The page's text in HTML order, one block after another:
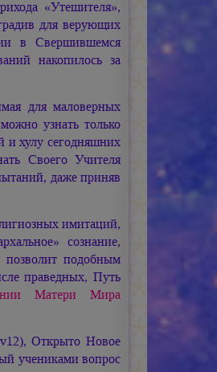
«Утешителя»,
для верующих
в Свершившемся
накопилось за
для маловерных
узнать только
и хулу сегодняшних
Своего Учителя
даже приняв
имитаций,
сознание,
подобным
праведных, Путь
Матери Мира
Открыто Новое
учениками вопрос